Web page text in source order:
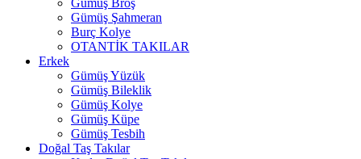
Gümüş Broş
Gümüş Şahmeran
Burç Kolye
OTANTİK TAKILAR
Erkek
Gümüş Yüzük
Gümüş Bileklik
Gümüş Kolye
Gümüş Küpe
Gümüş Tesbih
Doğal Taş Takılar